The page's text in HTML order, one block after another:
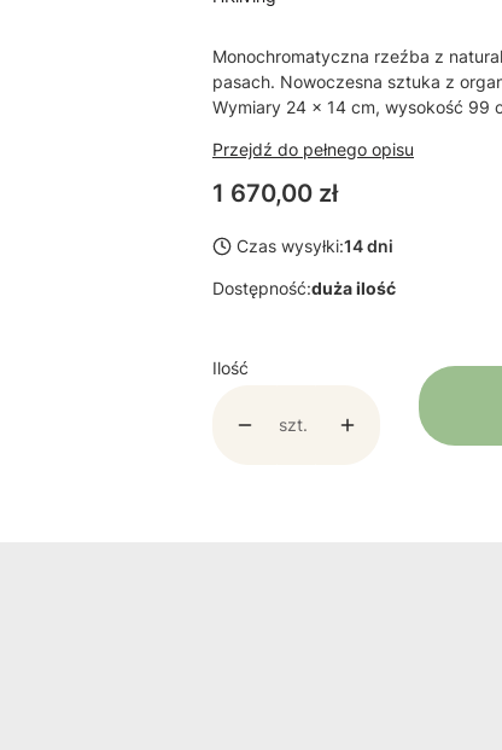
Monochromatyczna rzeźba z
pasach. Nowoczesna sztuka z
Wymiary 24 x 14 cm, wysokość 99
Przejdź do pełnego opisu
Cena
1 670,00 zł
Czas wysyłki:14 dni
Dostępność:duża ilość
Ilość
szt.